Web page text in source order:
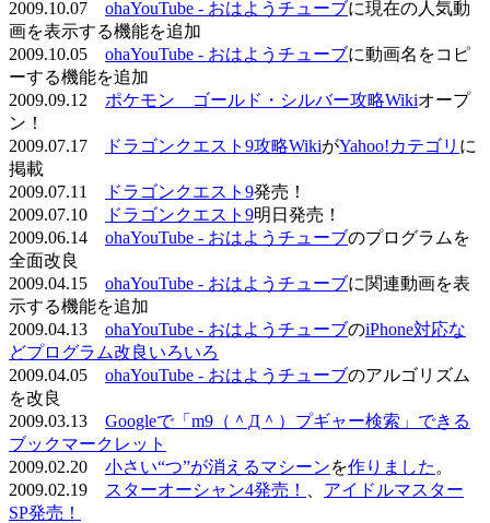
2009.10.07 ohaYouTube - おはようチューブに現在の人気動
画を表示する機能を追加
2009.10.05 ohaYouTube - おはようチューブに動画名をコピ
ーする機能を追加
2009.09.12 ポケモン ゴールド・シルバー攻略Wikiオープ
ン！
2009.07.17
ドラゴンクエスト9攻略WikiがYahoo!カテゴリ に
掲載
2009.07.11
ドラゴンクエスト9発売！
2009.07.10
ドラゴンクエスト9明日発売！
2009.06.14 ohaYouTube - おはようチューブのプログラムを
全面改良
2009.04.15 ohaYouTube - おはようチューブに関連動画を表
示する機能を追加
2009.04.13 ohaYouTube - おはようチューブのiPhone対応な
どプログラム改良いろいろ
2009.04.05 ohaYouTube - おはようチューブのアルゴリズム
を改良
2009.03.13 Googleで「m9（＾Д＾）プギャー検索」できる
ブックマークレット
2009.02.20 小さい“つ”が消えるマシーンを作りました 。
2009.02.19
スターオーシャン4発売！
アイドルマスター
SP発売！